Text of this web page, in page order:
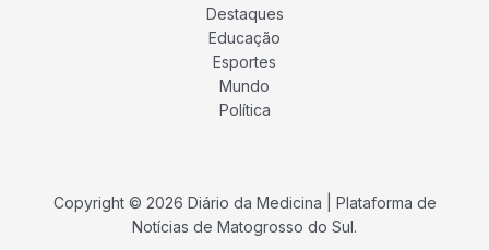
Destaques
Educação
Esportes
Mundo
Política
Copyright © 2026 Diário da Medicina | Plataforma de
Notícias de Matogrosso do Sul.